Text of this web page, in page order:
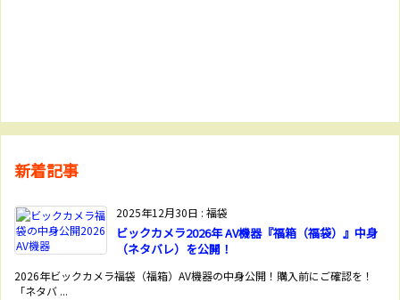
新着記事
2025年12月30日 : 福袋
ビックカメラ2026年 AV機器『福箱（福袋）』中身
（ネタバレ）を公開！
2026年ビックカメラ福袋（福箱）AV機器の中身公開！購入前にご確認を！
「ネタバ ...